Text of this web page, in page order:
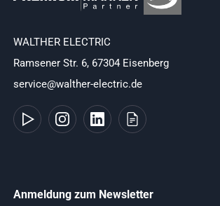
WALTHER ELECTRIC
Ramsener Str. 6, 67304 Eisenberg
service@walther-electric.de
Anmeldung zum Newsletter